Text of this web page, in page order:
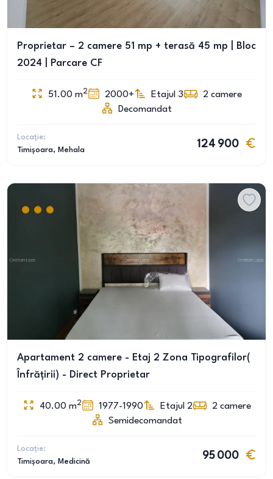
Proprietar – 2 camere 51 mp + terasă 45 mp | Bloc
2024 | Parcare CF
51.00 m2 2000+ Etajul 3 2 camere
Decomandat
Locație:
Timișoara, Mehala
124 900
Apartament 2 camere - Etaj 2 Zona Tipografilor(
Înfrățirii) - Direct Proprietar
40.00 m2 1977-1990 Etajul 2 2 camere
Semidecomandat
Locație:
Timișoara, Medicină
95 000